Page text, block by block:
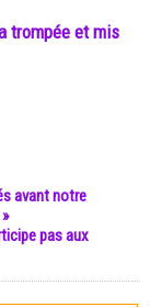
trompée et mis
avant notre
pas aux